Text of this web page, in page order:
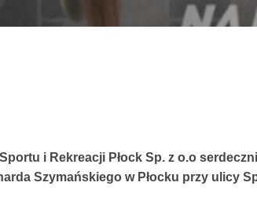
i Rekreacji Płock Sp. z o.o
Szymańskiego w Płocku przy ulicy